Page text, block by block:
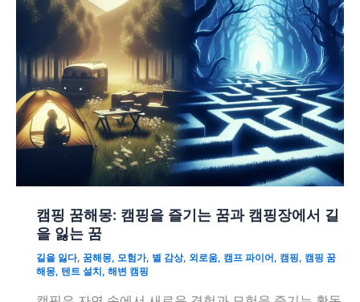
캠핑 꿈해몽: 캠핑을 즐기는 꿈과 캠핑장에서 길
을 잃는 꿈
길을 잃다, 꿈해몽, 모험가, 별 감상, 외로움, 캠프 파이어 , 캠핑, 캠핑 꿈
해몽, 텐트 설치 , 해변 캠핑